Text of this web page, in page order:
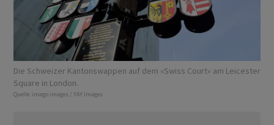
Die Schweizer Kantonswappen auf dem «Swiss Court» am Leicester
Square in London.
Quelle: imago images / YAY Images